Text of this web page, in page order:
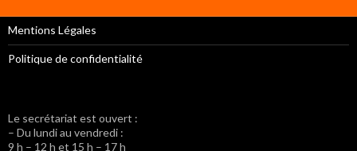
Mentions Légales
Politique de confidentialité
Le secrétariat est ouvert :
– Du lundi au vendredi :
9 h – 12 h et 15 h – 17 h